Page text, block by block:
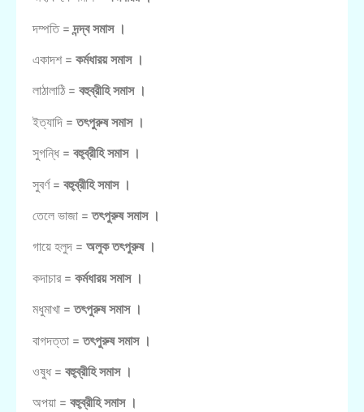
দম্পতি =দন্দ্ব সমাস ।
একাদশ = কর্মধারয় সমাস ।
লাঠালাঠি = বহুব্রীহি সমাস ।
ইত্যাদি =তৎপুরুষ সমাস ।
সুগন্ধি = বহু্ব্রীহি সমাস ।
সুবর্ণ = বহু্ব্রীহি সমাস ।
তেলে ভাজা =তৎপুরুষ সমাস ।
গায়ে হলুদ = অলুক তৎপুরুষ ।
কদাচার = কর্মধারয় সমাস ।
মধুমাখা = তৎপুরুষ সমাস ।
বাগদত্তা =তৎপুরুষ সমাস ।
ওষুধ = বহু্ব্রীহি সমাস ।
অপয়া = বহু্ব্রীহি সমাস ।